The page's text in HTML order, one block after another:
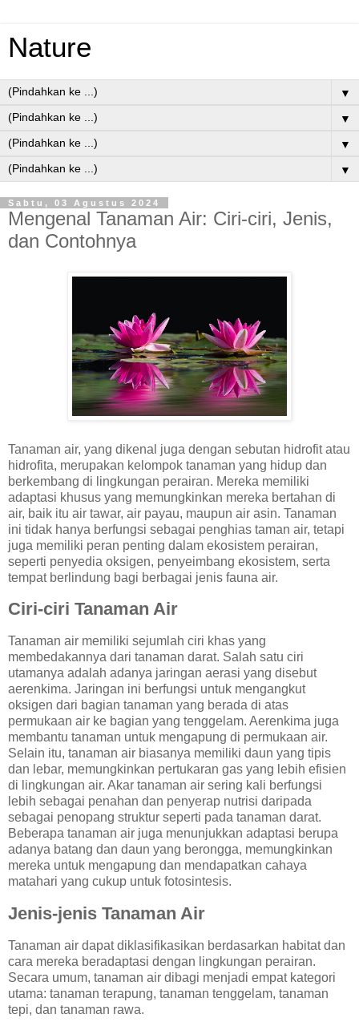
Nature
▼
▼
▼
▼
Sabtu, 03 Agustus 2024
Mengenal Tanaman Air: Ciri-ciri, Jenis,
dan Contohnya
Tanaman air, yang dikenal juga dengan sebutan hidrofit atau
hidrofita, merupakan kelompok tanaman yang hidup dan
berkembang di lingkungan perairan. Mereka memiliki
adaptasi khusus yang memungkinkan mereka bertahan di
air, baik itu air tawar, air payau, maupun air asin. Tanaman
ini tidak hanya berfungsi sebagai penghias taman air, tetapi
juga memiliki peran penting dalam ekosistem perairan,
seperti penyedia oksigen, penyeimbang ekosistem, serta
tempat berlindung bagi berbagai jenis fauna air.
Ciri-ciri Tanaman Air
Tanaman air memiliki sejumlah ciri khas yang
membedakannya dari tanaman darat. Salah satu ciri
utamanya adalah adanya jaringan aerasi yang disebut
aerenkima. Jaringan ini berfungsi untuk mengangkut
oksigen dari bagian tanaman yang berada di atas
permukaan air ke bagian yang tenggelam. Aerenkima juga
membantu tanaman untuk mengapung di permukaan air.
Selain itu, tanaman air biasanya memiliki daun yang tipis
dan lebar, memungkinkan pertukaran gas yang lebih efisien
di lingkungan air. Akar tanaman air sering kali berfungsi
lebih sebagai penahan dan penyerap nutrisi daripada
sebagai penopang struktur seperti pada tanaman darat.
Beberapa tanaman air juga menunjukkan adaptasi berupa
adanya batang dan daun yang berongga, memungkinkan
mereka untuk mengapung dan mendapatkan cahaya
matahari yang cukup untuk fotosintesis.
Jenis-jenis Tanaman Air
Tanaman air dapat diklasifikasikan berdasarkan habitat dan
cara mereka beradaptasi dengan lingkungan perairan.
Secara umum, tanaman air dibagi menjadi empat kategori
utama: tanaman terapung, tanaman tenggelam, tanaman
tepi, dan tanaman rawa.